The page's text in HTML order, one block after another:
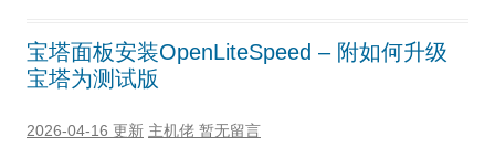
宝塔面板安装OpenLiteSpeed – 附如何升级
宝塔为测试版
2026-04-16 更新 主机佬 暂无留言